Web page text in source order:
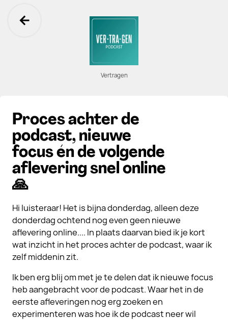
Ga terug
Vertragen
Proces achter de
podcast, nieuwe
focus én de volgende
aflevering snel online
🙏
Hi luisteraar! Het is bijna donderdag, alleen deze
donderdag ochtend nog even geen nieuwe
aflevering online.... In plaats daarvan bied ik je kort
wat inzicht in het proces achter de podcast, waar ik
zelf middenin zit.
Ik ben erg blij om met je te delen dat ik nieuwe focus
heb aangebracht voor de podcast. Waar het in de
eerste afleveringen nog erg zoeken en
experimenteren was hoe ik de podcast neer wil